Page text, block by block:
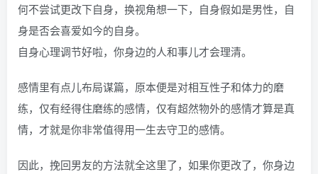
何不尝试更改下自身，换视角想一下，自身假如是男性，自
身是否会喜爱如今的自身。
自身心理调节好啦，你身边的人和事儿才会理清。
感情里有点儿布局谋篇，原本便是对相互性子和体力的磨
练，仅有经得住磨练的感情，仅有超然物外的感情才算是真
情，才就是你非常值得用一生去守卫的感情。
因此，挽回男友的方法就全这里了，如果你更改了，你身边